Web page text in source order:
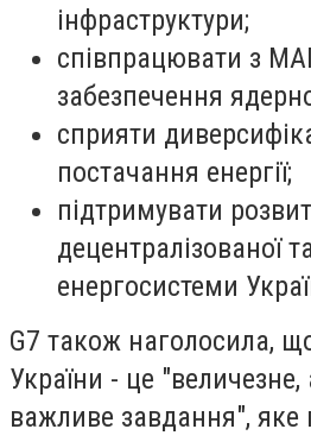
інфраструктури;
співпрацювати з
забезпечення
сприяти
постачання енергії;
підтримувати
децентралізованої
енергосистеми
G7 також наголосила,
України - це
важливе завдання", яке